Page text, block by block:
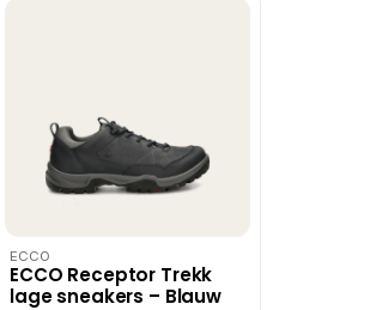
ECCO
ECCO Receptor Trekk
lage sneakers – Blauw